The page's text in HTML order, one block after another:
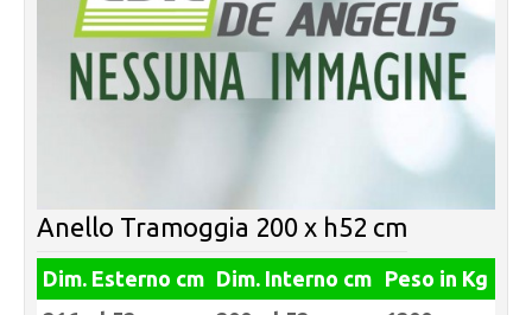
Anello Tramoggia 200 x h52 cm
Dim. Esterno cm Dim. Interno cm Peso in Kg